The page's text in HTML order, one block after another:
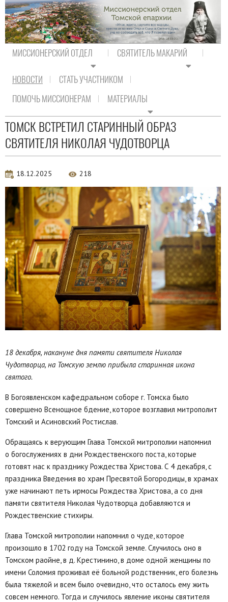
МИССИОНЕРСКИЙ ОТДЕЛ СВЯТИТЕЛЬ МАКАРИЙ
НОВОСТИ
СТАТЬ УЧАСТНИКОМ
ПОМОЧЬ МИССИОНЕРАМ
МАТЕРИАЛЫ
Новости епархии
ТОМСК ВСТРЕТИЛ СТАРИННЫЙ ОБРАЗ
СВЯТИТЕЛЯ НИКОЛАЯ ЧУДОТВОРЦА
18.12.2025 218
18 декабря, накануне дня памяти святителя Николая
Чудотворца, на Томскую землю прибыла старинная икона
святого.
В Богоявленском кафедральном соборе г. Томска было
совершено Всенощное бдение, которое возглавил митрополит
Томский и Асиновский Ростислав.
Обращаясь к верующим Глава Томской митрополии напомнил
о богослужениях в дни Рождественского поста, которые
готовят нас к празднику Рождества Христова. С 4 декабря, с
праздника Введения во храм Пресвятой Богородицы, в храмах
уже начинают петь ирмосы Рождества Христова, а со дня
памяти святителя Николая Чудотворца добавляются и
Рождественские стихиры.
Глава Томской митрополии напомнил о чуде, которое
произошло в 1702 году на Томской земле. Случилось оно в
Томском раойне, в д. Крестинино, в доме одной женщины по
имени Соломия проживал её больной родственник, его болезнь
была тяжелой и всем было очевидно, что осталось ему жить
совсем немного. Тогда и случилось явление иконы святителя